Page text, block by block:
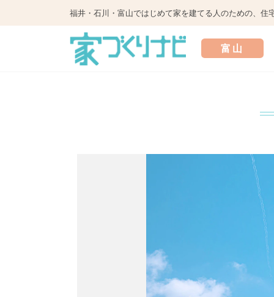
福井・石川・富山ではじめて家を建てる人のための、住
富山